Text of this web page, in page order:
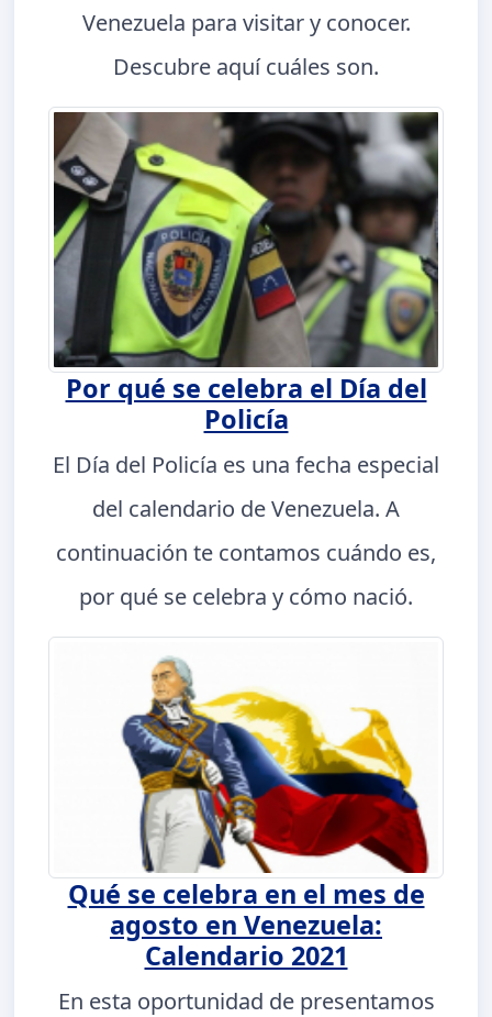
Venezuela para visitar y conocer.
Descubre aquí cuáles son.
Por qué se celebra el Día del
Policía
El Día del Policía es una fecha especial
del calendario de Venezuela. A
continuación te contamos cuándo es,
por qué se celebra y cómo nació.
Qué se celebra en el mes de
agosto en Venezuela:
Calendario 2021
En esta oportunidad de presentamos